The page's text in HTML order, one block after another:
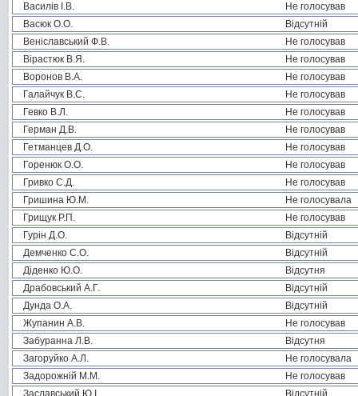
Василів І.В.
Не голосував
Васюк О.О.
Відсутній
Веніславський Ф.В.
Не голосував
Вірастюк В.Я.
Не голосував
Воронов В.А.
Не голосував
Галайчук В.С.
Не голосував
Гевко В.Л.
Не голосував
Герман Д.В.
Не голосував
Гетманцев Д.О.
Не голосував
Горенюк О.О.
Не голосував
Гривко С.Д.
Не голосував
Гришина Ю.М.
Не голосувала
Грищук Р.П.
Не голосував
Гурін Д.О.
Відсутній
Демченко С.О.
Відсутній
Діденко Ю.О.
Відсутня
Драбовський А.Г.
Відсутній
Дунда О.А.
Відсутній
Жупанин А.В.
Не голосував
Забуранна Л.В.
Відсутня
Загоруйко А.Л.
Не голосувала
Задорожній М.М.
Не голосував
Заславський Ю.І.
Відсутній